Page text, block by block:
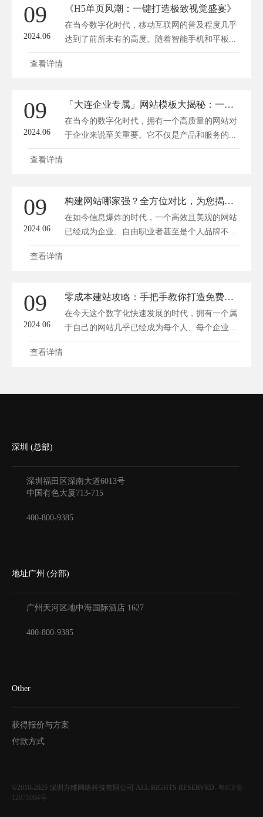
09
2024.06
《H5单页风潮：一键打造极致视觉盛宴》
在当今数字化时代，移动互联网的普及程度几乎
达到了前所未有的高度。随着智能手机和平板...
查看详情
09
2024.06
「大连企业专属」网站模板大揭秘：一键打造高大上互联网门面！
在当今的数字化时代，拥有一个高质量的网站对
于企业来说至关重要。它不仅是产品和服务的...
查看详情
09
2024.06
构建网站哪家强？全方位对比，为您揭示最佳选择秘密！
在如今信息爆炸的时代，一个高效且美观的网站
已经成为企业、自由职业者甚至是个人品牌不...
查看详情
09
2024.06
零成本建站攻略：手把手教你打造免费网站
在今天这个数字化快速发展的时代，拥有一个属
于自己的网站几乎已经成为每个人、每个企业...
查看详情
深圳 (总部)
深圳福田区深南大道6013号
中国有色大厦713-715
400-800-9385
地址广州 (分部)
广州天河区地中海国际酒店 1627
400-800-9385
Other
获得报价与方案
付款方式
©2010-2025 深圳方维网络科技有限公司 ALL RIGHTS RESERVED.
粤ICP备
12071064号